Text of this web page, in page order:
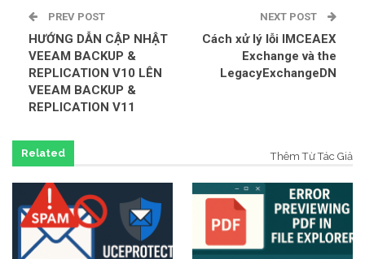
PREV POST
HƯỚNG DẪN CẬP NHẬT
VEEAM BACKUP &
REPLICATION V10 LÊN
VEEAM BACKUP &
REPLICATION V11
NEXT POST
Cách xử lý lỗi IMCEAEX
Exchange và the
LegacyExchangeDN
Related Thêm Từ Tác Giả